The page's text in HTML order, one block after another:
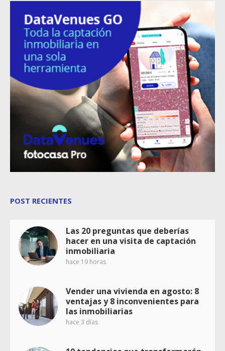
POST RECIENTES
Las 20 preguntas que deberías
hacer en una visita de captación
inmobiliaria
hace 19 horas
Vender una vivienda en agosto: 8
ventajas y 8 inconvenientes para
las inmobiliarias
hace 3 días